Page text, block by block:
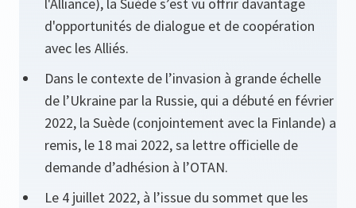
l'Alliance), la Suède s’est vu offrir davantage
d'opportunités de dialogue et de coopération
avec les Alliés.
Dans le contexte de l’invasion à grande échelle
de l’Ukraine par la Russie, qui a débuté en février
2022, la Suède (conjointement avec la Finlande) a
remis, le 18 mai 2022, sa lettre officielle de
demande d’adhésion à l’OTAN.
Le 4 juillet 2022, à l’issue du sommet que les